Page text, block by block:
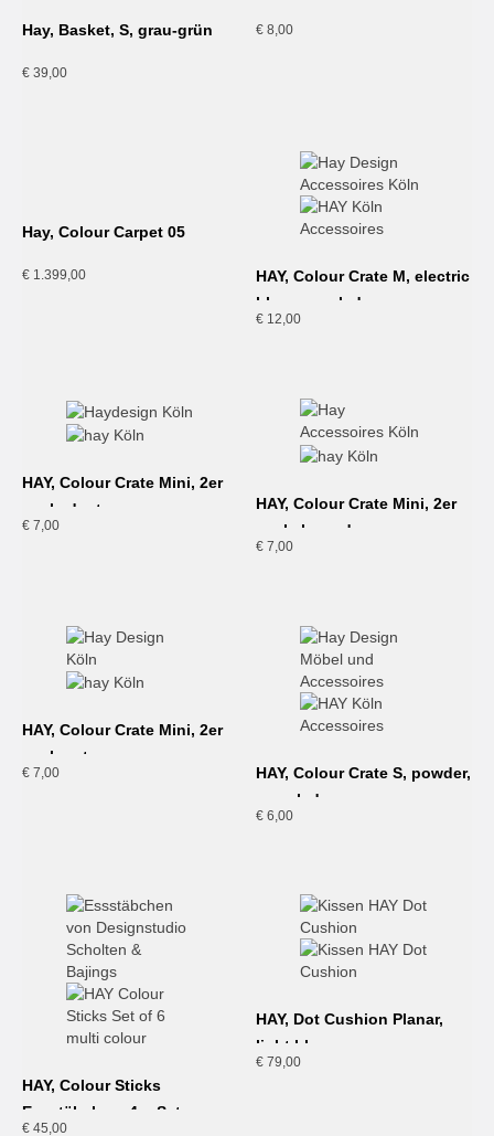
Hay, Basket, S, grau-grün
€ 39,00
€ 8,00
Hay, Colour Carpet 05
€ 1.399,00
HAY, Colour Crate M, electric
blue, recycled
€ 12,00
HAY, Colour Crate Mini, 2er
pack, dusty rose
€ 7,00
HAY, Colour Crate Mini, 2er
pack, lavender
€ 7,00
HAY, Colour Crate Mini, 2er
pack, rot
€ 7,00
HAY, Colour Crate S, powder,
recycled
€ 6,00
HAY, Colour Sticks
Essstäbchen, 4er Set
€ 45,00
HAY, Dot Cushion Planar,
light blue
€ 79,00